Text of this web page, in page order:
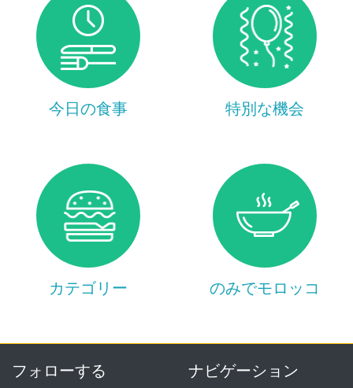
今日の食事 特別な機会
カテゴリー のみでモロッコ
フォローする ナビゲーション